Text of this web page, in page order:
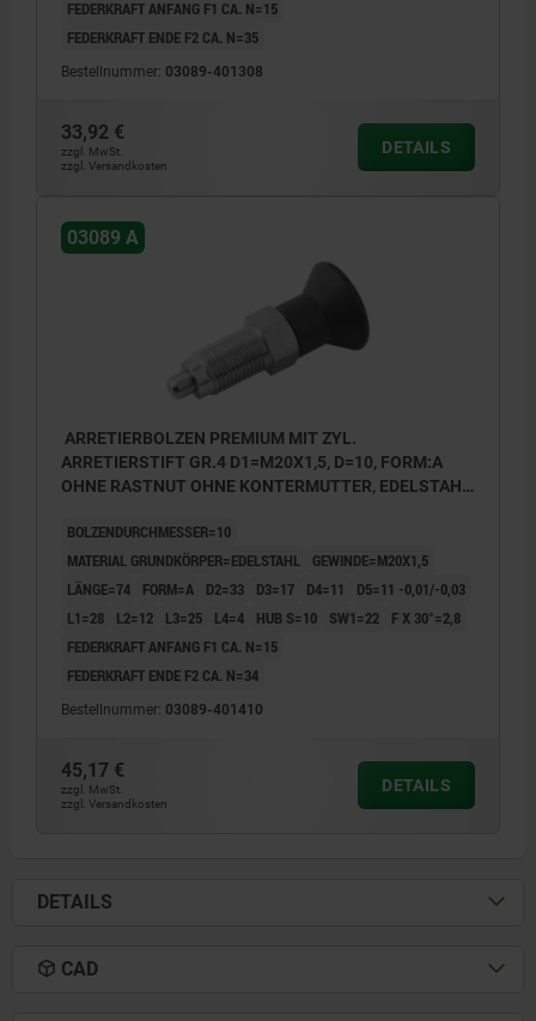
FEDERKRAFT ANFANG F1 CA. N=15
FEDERKRAFT ENDE F2 CA. N=35
Bestellnummer: 03089-401308
33,92 €
zzgl. MwSt.
zzgl. Versandkosten
DETAILS
03089 A
ARRETIERBOLZEN PREMIUM MIT ZYL.
ARRETIERSTIFT GR.4 D1=M20X1,5, D=10, FORM:A
OHNE RASTNUT OHNE KONTERMUTTER, EDELSTAHL
SCHWARZGRAU RAL7021
BOLZENDURCHMESSER=10
MATERIAL GRUNDKÖRPER=EDELSTAHL
GEWINDE=M20X1,5
LÄNGE=74
FORM=A D2=33 D3=17 D4=11
D5=11 -0,01/-0,03
L1=28
L2=12 L3=25 L4=4 HUB S=10 SW1=22
F X 30°=2,8
FEDERKRAFT ANFANG F1 CA. N=15
FEDERKRAFT ENDE F2 CA. N=34
Bestellnummer: 03089-401410
45,17 €
zzgl. MwSt.
zzgl. Versandkosten
DETAILS
DETAILS
CAD